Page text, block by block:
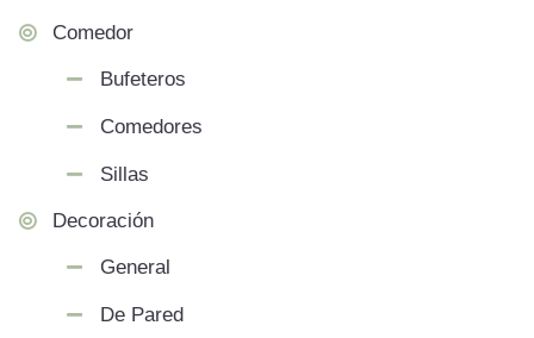
Comedor
Bufeteros
Comedores
Sillas
Decoración
General
De Pared